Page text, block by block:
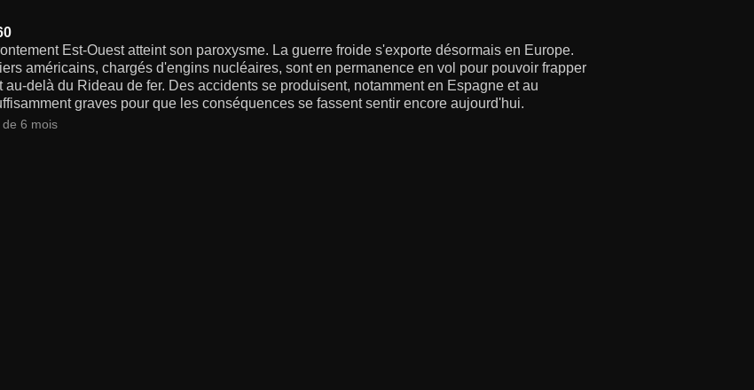
Est-Ouest atteint son paroxysme. La guerre froide s'exporte désormais en Europe.
américains, chargés d'engins nucléaires, sont en permanence en vol pour pouvoir frapper
au-delà du Rideau de fer. Des accidents se produisent, notamment en Espagne et au
graves pour que les conséquences se fassent sentir encore aujourd'hui.
de 6 mois